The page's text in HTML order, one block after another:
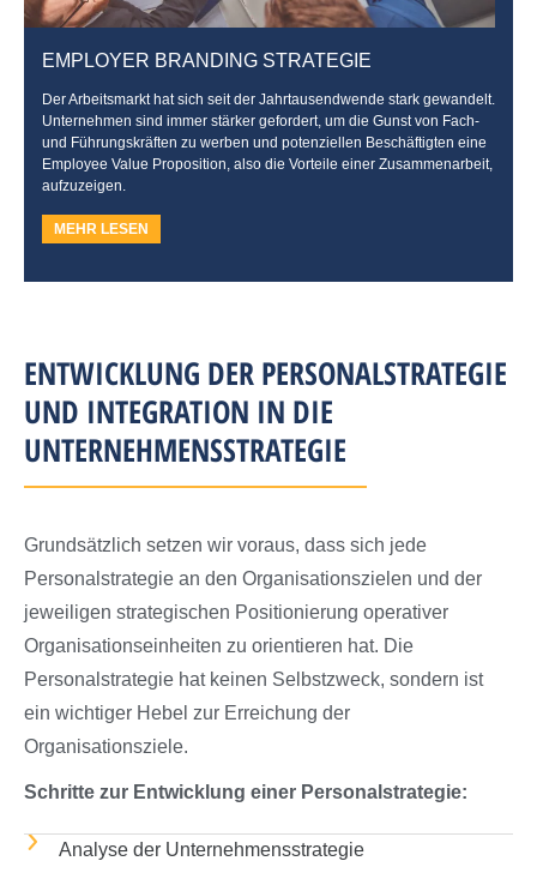
EMPLOYER BRANDING STRATEGIE
Der Arbeitsmarkt hat sich seit der Jahrtausendwende stark gewandelt.
Unternehmen sind immer stärker gefordert, um die Gunst von Fach-
und Führungskräften zu werben und potenziellen Beschäftigten eine
Employee Value Proposition, also die Vorteile einer Zusammenarbeit,
aufzuzeigen.
MEHR LESEN
ENTWICKLUNG DER PERSONALSTRATEGIE
UND INTEGRATION IN DIE
UNTERNEHMENSSTRATEGIE
Grundsätzlich setzen wir voraus, dass sich jede
Personalstrategie an den Organisationszielen und der
jeweiligen strategischen Positionierung operativer
Organisationseinheiten zu orientieren hat. Die
Personalstrategie hat keinen Selbstzweck, sondern ist
ein wichtiger Hebel zur Erreichung der
Organisationsziele.
Schritte zur Entwicklung einer Personalstrategie:
Analyse der Unternehmensstrategie